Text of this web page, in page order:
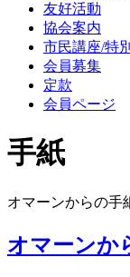
友好活動
協会案内
市民講座/特
会員募集
定款
会員ページ
手紙
オマーンからの手
オマーンか